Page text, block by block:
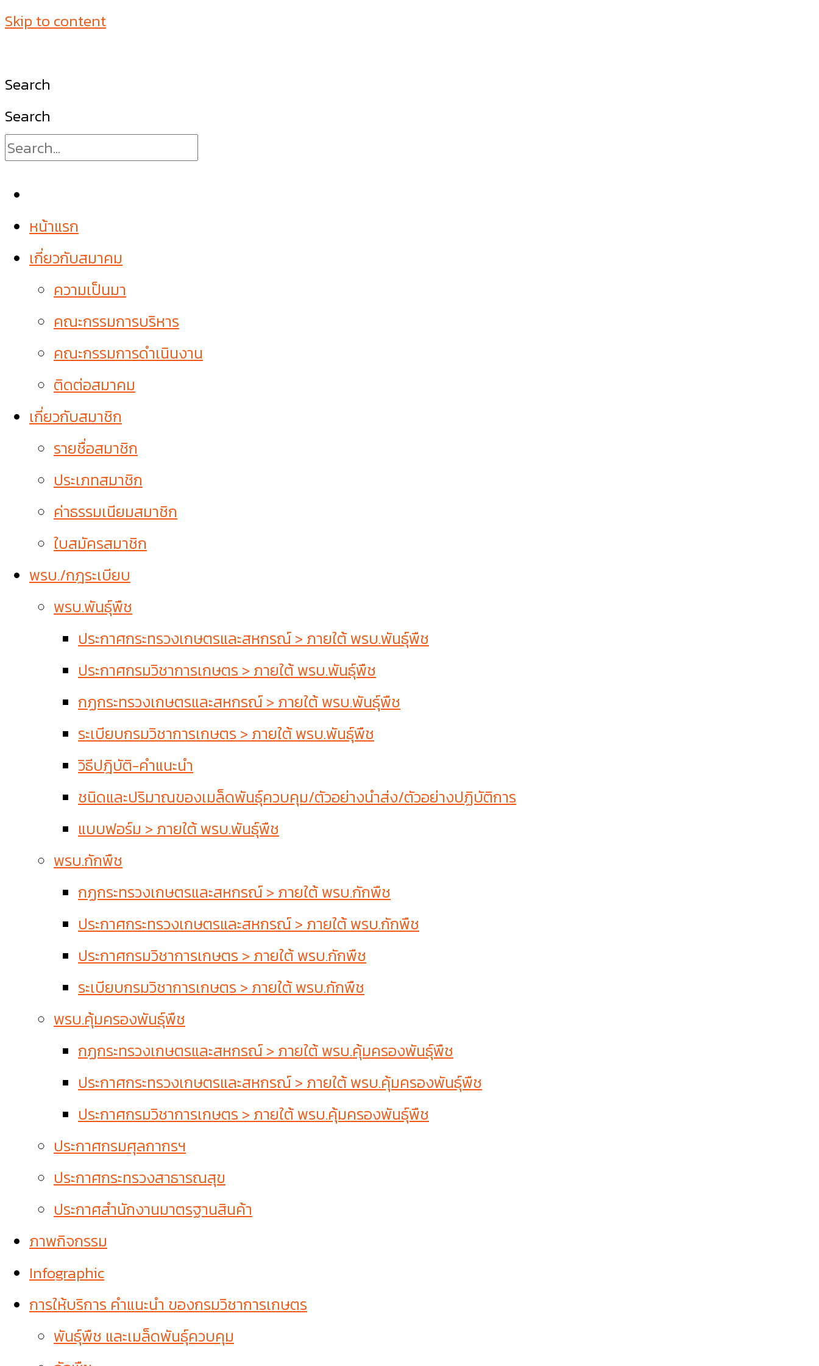
Skip to content
Search
Search
หน้าแรก
เกี่ยวกับสมาคม
ความเป็นมา
คณะกรรมการบริหาร
คณะกรรมการดำเนินงาน
ติดต่อสมาคม
เกี่ยวกับสมาชิก
รายชื่อสมาชิก
ประเภทสมาชิก
ค่าธรรมเนียมสมาชิก
ใบสมัครสมาชิก
พรบ./กฎระเบียบ
พรบ.พันธุ์พืช
ประกาศกระทรวงเกษตรและสหกรณ์ > ภายใต้ พรบ.พันธุ์พืช
ประกาศกรมวิชาการเกษตร > ภายใต้ พรบ.พันธุ์พืช
กฏกระทรวงเกษตรและสหกรณ์ > ภายใต้ พรบ.พันธุ์พืช
ระเบียบกรมวิชาการเกษตร > ภายใต้ พรบ.พันธุ์พืช
วิธีปฎิบัติ-คำแนะนำ
ชนิดและปริมาณของเมล็ดพันธุ์ควบคุม/ตัวอย่างนำส่ง/ตัวอย่างปฏิบัติการ
แบบฟอร์ม > ภายใต้ พรบ.พันธุ์พืช
พรบ.กักพืช
กฏกระทรวงเกษตรและสหกรณ์ > ภายใต้ พรบ.กักพืช
ประกาศกระทรวงเกษตรและสหกรณ์ > ภายใต้ พรบ.กักพืช
ประกาศกรมวิชาการเกษตร > ภายใต้ พรบ.กักพืช
ระเบียบกรมวิชาการเกษตร > ภายใต้ พรบ.กักพืช
พรบ.คุ้มครองพันธุ์พืช
กฏกระทรวงเกษตรและสหกรณ์ > ภายใต้ พรบ.คุ้มครองพันธุ์พืช
ประกาศกระทรวงเกษตรและสหกรณ์ > ภายใต้ พรบ.คุ้มครองพันธุ์พืช
ประกาศกรมวิชาการเกษตร > ภายใต้ พรบ.คุ้มครองพันธุ์พืช
ประกาศกรมศุลกากรฯ
ประกาศกระทรวงสาธารณสุข
ประกาศสำนักงานมาตรฐานสินค้า
ภาพกิจกรรม
Infographic
การให้บริการ คำแนะนำ ของกรมวิชาการเกษตร
พันธุ์พืช และเมล็ดพันธุ์ควบคุม